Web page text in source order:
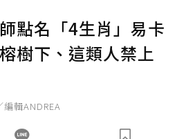
點名「4生肖」易卡
樹下、這類人禁上
編輯ANDREA